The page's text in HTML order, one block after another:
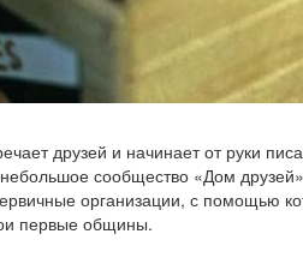
друзей и начинает от руки
сообщество «Дом
организации, с помощью
первые общины.